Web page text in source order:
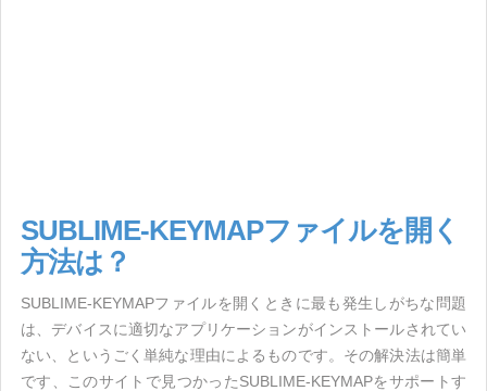
SUBLIME-KEYMAPファイルを開く
方法は？
SUBLIME-KEYMAPファイルを開くときに最も発生しがちな問題
は、デバイスに適切なアプリケーションがインストールされてい
ない、というごく単純な理由によるものです。その解決法は簡単
です、このサイトで見つかったSUBLIME-KEYMAPをサポートす